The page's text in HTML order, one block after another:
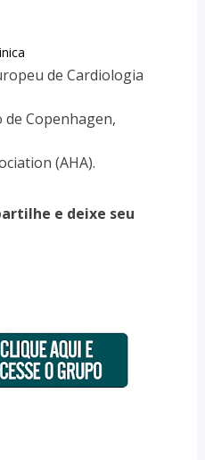
de Cardiologia
de Copenhagen,
(AHA).
e deixe seu